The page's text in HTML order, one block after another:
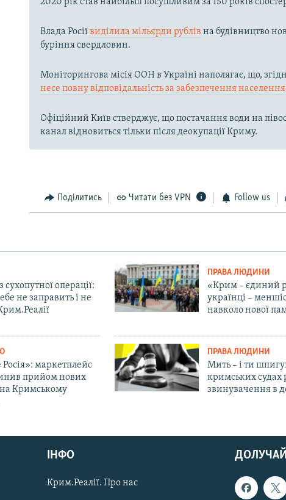
Влада Росіївиділила мільярди рублів на будівництво
буріння свердловин.
Моніторингова місія ООН в Україні наполягає, що,
несе повну відповідальність за забезпечення
Офіційний Київ стверджує, що постачання води на
канал відновиться тільки після деокупації Криму.
Поділитись Читати без VPN Follow us
сухопутної операції:
не заправить і не
ПРАВА ЛЮДИНИ
«Крим – єдиний
українці –
навколо нової
маркетплейс
прийом нових
Кримському
ПРАВА ЛЮДИНИ
Мить – і ти
кримських судах
звинувачення в
ІНФО
Крим.Реалії. Про нас